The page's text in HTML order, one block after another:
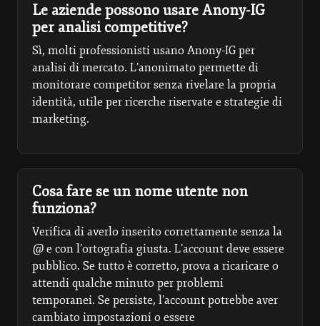
Le aziende possono usare Anony-IG
per analisi competitive?
Sì, molti professionisti usano Anony-IG per
analisi di mercato. L’anonimato permette di
monitorare competitor senza rivelare la propria
identità, utile per ricerche riservate e strategie di
marketing.
Cosa fare se un nome utente non
funziona?
Verifica di averlo inserito correttamente senza la
@ e con l’ortografia giusta. L’account deve essere
pubblico. Se tutto è corretto, prova a ricaricare o
attendi qualche minuto per problemi
temporanei. Se persiste, l’account potrebbe aver
cambiato impostazioni o essere